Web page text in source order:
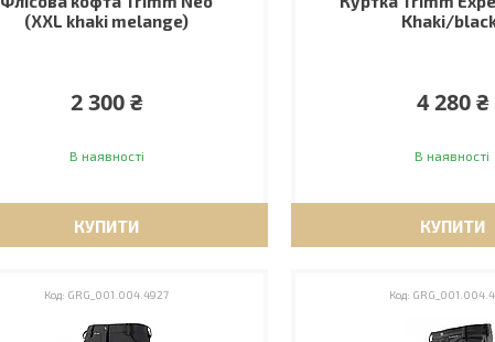
(XXL khaki melange)
2 300 ₴
В наявності
КУПИТИ
Khaki/
4 280 ₴
В наявності
КУПИТИ
GRG_001.004.4927